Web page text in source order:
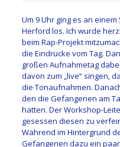
Um 9 Uhr ging es an einem
Herford los. Ich wurde
beim Rap-Projekt
die Eindrücke vom Tag.
großen Aufnahmetag
davon zum „live“ singen,
die Tonaufnahmen.
den die Gefangenen am
hatten. Der Workshop-
gesessen diesen zu
Während im Hintergrund
Gefangenen dazu ein